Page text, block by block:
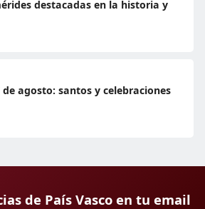
destacadas en la historia y
agosto: santos y celebraciones
de País Vasco en tu email